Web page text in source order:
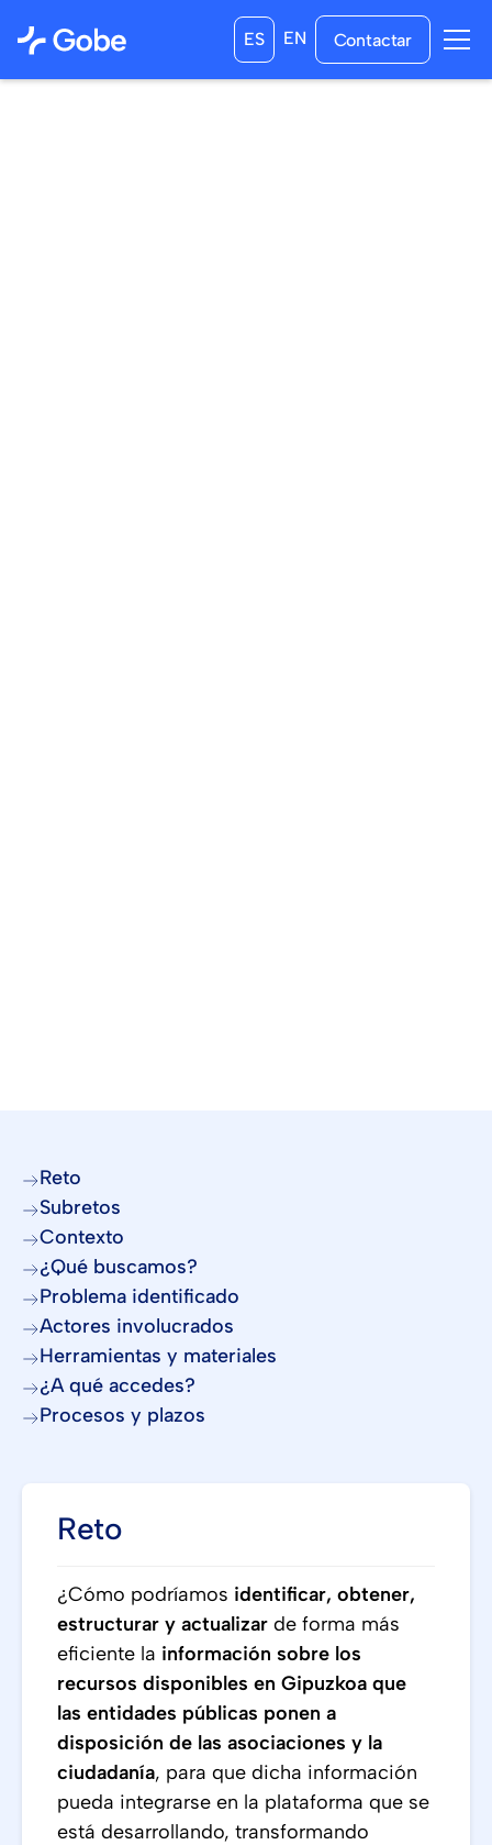
Reto
Subretos
Contexto
¿Qué buscamos?
Problema identificado
Actores involucrados
Herramientas y materiales
¿A qué accedes?
Procesos y plazos
Reto
¿Cómo podríamos identificar, obtener,
estructurar y actualizar de forma más
eficiente la información sobre los
recursos disponibles en Gipuzkoa que
las entidades públicas ponen a
disposición de las asociaciones y la
ciudadanía, para que dicha información
pueda integrarse en la plataforma que se
está desarrollando, transformando
ES EN Contactar